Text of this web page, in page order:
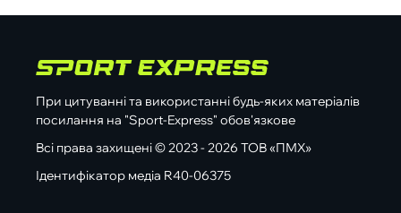
При цитуванні та використанні будь-яких матеріалів
посилання на "Sport-Express" обов'язкове
Всі права захищені © 2023 - 2026 ТОВ «ПМХ»
Ідентифікатор медіа R40-06375